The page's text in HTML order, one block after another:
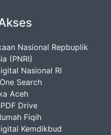
Nasional Repbuplik
(PNRI)
Nasional RI
Search
Aceh
Drive
Fiqih
Kemdikbud